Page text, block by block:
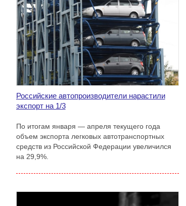
Российские автопроизводители нарастили
экспорт на 1/3
По итогам января — апреля текущего года
объем экспорта легковых автотранспортных
средств из Российской Федерации увеличился
на 29,9%.